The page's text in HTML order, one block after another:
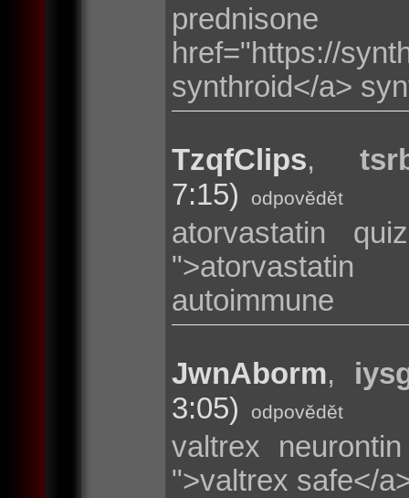
href="https://
synthroid</a>
TzqfClips,
7:15)
odpovědět
atorvastatin
autoimmune
JwnAborm,
3:05)
odpovědět
valtrex
">valtrex safe</